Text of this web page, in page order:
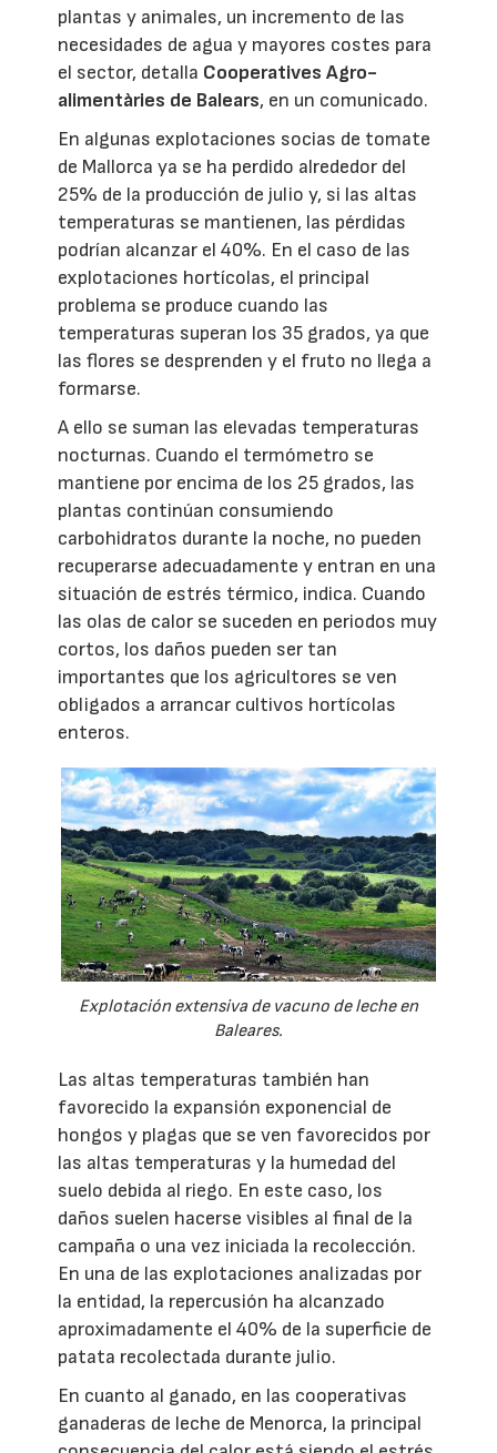
plantas y animales, un incremento de las
necesidades de agua y mayores costes para
el sector, detalla Cooperatives Agro-
alimentàries de Balears, en un comunicado.
En algunas explotaciones socias de tomate
de Mallorca ya se ha perdido alrededor del
25% de la producción de julio y, si las altas
temperaturas se mantienen, las pérdidas
podrían alcanzar el 40%. En el caso de las
explotaciones hortícolas, el principal
problema se produce cuando las
temperaturas superan los 35 grados, ya que
las flores se desprenden y el fruto no llega a
formarse.
A ello se suman las elevadas temperaturas
nocturnas. Cuando el termómetro se
mantiene por encima de los 25 grados, las
plantas continúan consumiendo
carbohidratos durante la noche, no pueden
recuperarse adecuadamente y entran en una
situación de estrés térmico, indica. Cuando
las olas de calor se suceden en periodos muy
cortos, los daños pueden ser tan
importantes que los agricultores se ven
obligados a arrancar cultivos hortícolas
enteros.
Explotación extensiva de vacuno de leche en
Baleares.
Las altas temperaturas también han
favorecido la expansión exponencial de
hongos y plagas que se ven favorecidos por
las altas temperaturas y la humedad del
suelo debida al riego. En este caso, los
daños suelen hacerse visibles al final de la
campaña o una vez iniciada la recolección.
En una de las explotaciones analizadas por
la entidad, la repercusión ha alcanzado
aproximadamente el 40% de la superficie de
patata recolectada durante julio.
En cuanto al ganado, en las cooperativas
ganaderas de leche de Menorca, la principal